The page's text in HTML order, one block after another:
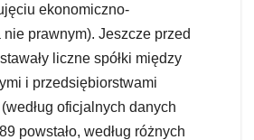
ekonomiczno-
prawnym). Jeszcze przed
liczne spółki między
i przedsiębiorstwami
oficjalnych danych
powstało, według różnych